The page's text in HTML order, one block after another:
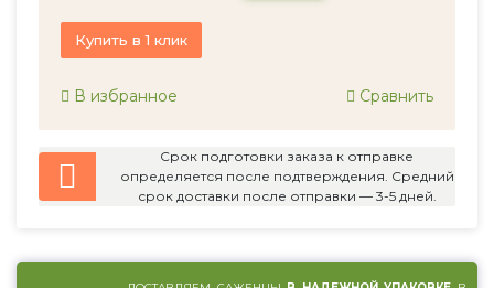
Купить в 1 клик
В избранное Сравнить
Срок подготовки заказа к отправке
определяется после подтверждения. Средний
срок доставки после отправки — 3-5 дней.